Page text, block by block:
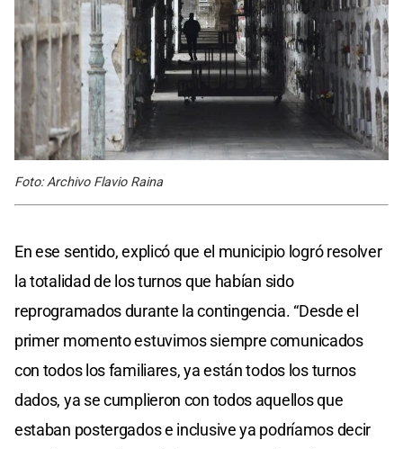
Foto: Archivo Flavio Raina
En ese sentido, explicó que el municipio logró resolver
la totalidad de los turnos que habían sido
reprogramados durante la contingencia. “Desde el
primer momento estuvimos siempre comunicados
con todos los familiares, ya están todos los turnos
dados, ya se cumplieron con todos aquellos que
estaban postergados e inclusive ya podríamos decir